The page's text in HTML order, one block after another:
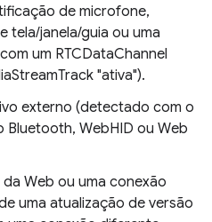
de microfone,
tela/janela/guia ou uma
um RTCDataChannel
"ativa").
externo (detectado com o
Bluetooth, WebHID ou Web
Web ou uma conexão
uma atualização de versão